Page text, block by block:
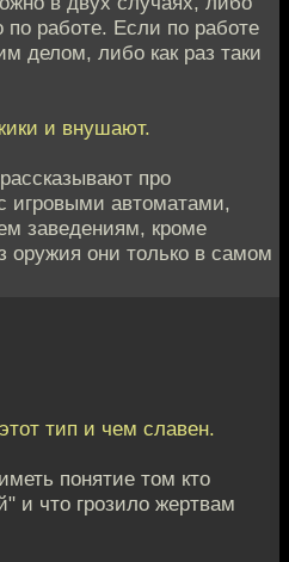
работе. Если по работе
делом, либо как раз таки
и внушают.
про
игровыми автоматами,
заведениям, кроме
оружия они только в самом
тип и чем славен.
понятие том кто
и что грозило жертвам